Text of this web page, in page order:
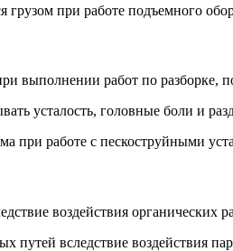
при работе подъемного
выполнении работ по разборке,
усталость, головные боли и
при работе с пескоструйными
воздействия органических
путей вследствие воздействия